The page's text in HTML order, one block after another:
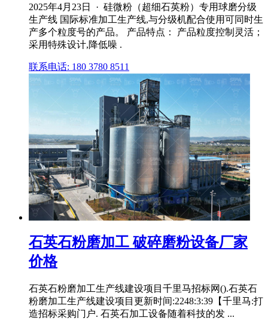
2025年4月23日 · 硅微粉（超细石英粉）专用球磨分级
生产线 国际标准加工生产线,与分级机配合使用可同时生
产多个粒度号的产品。 产品特点： 产品粒度控制灵活；
采用特殊设计,降低噪 .
联系电话: 180 3780 8511
石英石粉磨加工 破碎磨粉设备厂家
价格
石英石粉磨加工生产线建设项目千里马招标网().石英石
粉磨加工生产线建设项目更新时间:2248:3:39【千里马:打
造招标采购门户. 石英石加工设备随着科技的发 ...